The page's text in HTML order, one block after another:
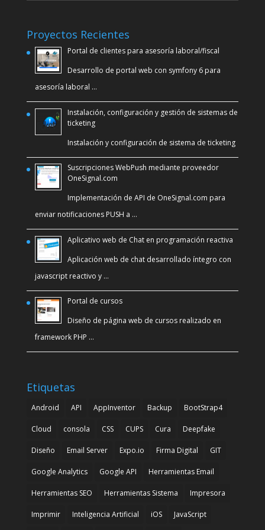
Proyectos Recientes
Portal de clientes para asesoría laboral/fiscal
Desarrollo de portal web con symfony 6 para
asesoría laboral …
Instalación, configuración y gestión de sistemas de
ticketing
Instalación y configuración de sistema de ticketing
Suscripciones WebPush mediante proveedor
OneSignal.com
Implementación de API de OneSignal.com para
enviar notificaciones PUSH a …
Aplicativo web de Chat en programación reactiva
Aplicación web de chat desarrollado íntegro con
javascript reactivo y …
Portal de cursos
Diseño de página web de cursos realizado en
framework PHP …
Etiquetas
Android API AppInventor Backup BootStrap4
Cloud consola CSS CUPS Cura Deepfake
Diseño Email Server Expo.io Firma Digital GIT
Google Analytics Google API Herramientas Email
Herramientas SEO Herramientas Sistema Impresora
Imprimir Inteligencia Artificial iOS JavaScript